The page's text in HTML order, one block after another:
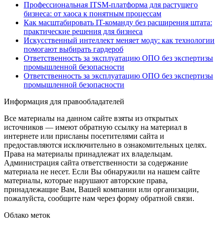
Профессиональная ITSM-платформа для растущего
бизнеса: от хаоса к понятным процессам
Как масштабировать IT-команду без расширения штата:
практические решения для бизнеса
Искусственный интеллект меняет моду: как технологии
помогают выбирать гардероб
Ответственность за эксплуатацию ОПО без экспертизы
промышленной безопасности
Ответственность за эксплуатацию ОПО без экспертизы
промышленной безопасности
Информация для правообладателей
Все материалы на данном сайте взяты из открытых
источников — имеют обратную ссылку на материал в
интернете или присланы посетителями сайта и
предоставляются исключительно в ознакомительных целях.
Права на материалы принадлежат их владельцам.
Администрация сайта ответственности за содержание
материала не несет. Если Вы обнаружили на нашем сайте
материалы, которые нарушают авторские права,
принадлежащие Вам, Вашей компании или организации,
пожалуйста, сообщите нам через форму обратной связи.
Облако меток